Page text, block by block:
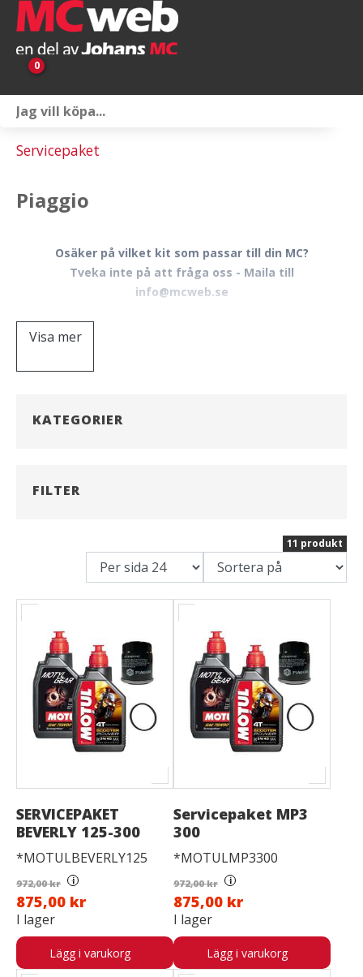
0
Merchandise
Servicepaket
Piaggio
Osäker på vilket kit som passar till din MC?
Tveka inte på att fråga oss - Maila till
info@mcweb.se
Visa mer
KATEGORIER
FILTER
11 produkt
SERVICEPAKET
BEVERLY 125-300
*MOTULBEVERLY125
972,00 kr i
875,00 kr
I lager
Lägg i varukorg
Servicepaket MP3
300
*MOTULMP3300
972,00 kr i
875,00 kr
I lager
Lägg i varukorg